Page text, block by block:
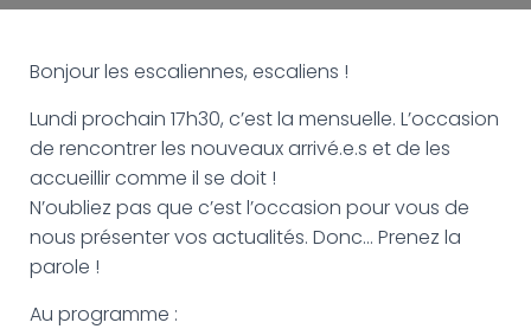
R
V
Bonjour les escaliennes, escaliens !
Lundi prochain 17h30, c’est la mensuelle. L’occasion
de rencontrer les nouveaux arrivé.e.s et de les
accueillir comme il se doit !
N’oubliez pas que c’est l’occasion pour vous de
nous présenter vos actualités. Donc… Prenez la
parole !
Au programme :